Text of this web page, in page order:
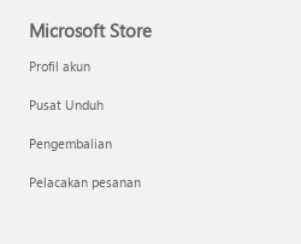
Microsoft Store
Profil akun
Pusat Unduh
Pengembalian
Pelacakan pesanan